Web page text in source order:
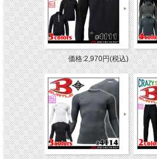
価格:2,970円(税込)